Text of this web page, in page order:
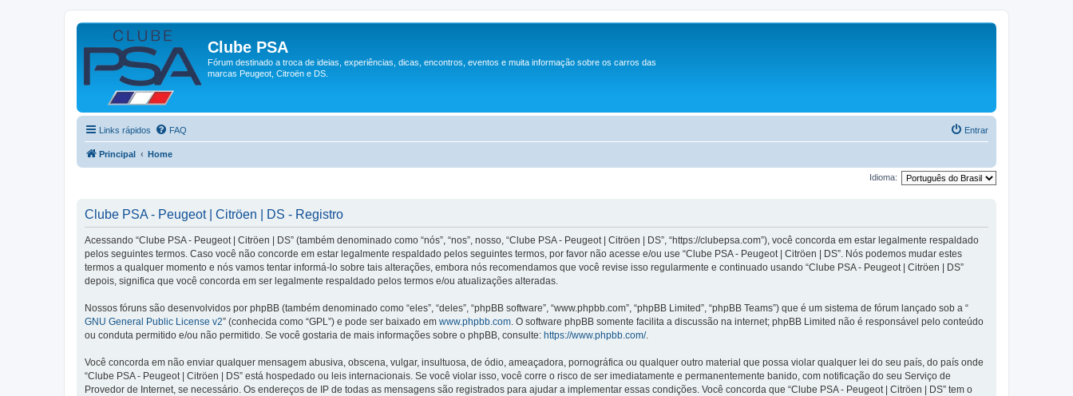
Clube PSA
Fórum destinado a troca de ideias, experiências, dicas, encontros, eventos e muita informação sobre os carros das
marcas Peugeot, Citroën e DS.
Links rápidos FAQ Entrar
Principal Home
Idioma:
Clube PSA - Peugeot | Citröen | DS - Registro
Acessando “Clube PSA - Peugeot | Citröen | DS” (também denominado como “nós”, “nos”, nosso, “Clube PSA - Peugeot | Citröen | DS”, “https://clubepsa.com”), você concorda em estar legalmente respaldado
pelos seguintes termos. Caso você não concorde em estar legalmente respaldado pelos seguintes termos, por favor não acesse e/ou use “Clube PSA - Peugeot | Citröen | DS”. Nós podemos mudar estes
termos a qualquer momento e nós vamos tentar informá-lo sobre tais alterações, embora nós recomendamos que você revise isso regularmente e continuado usando “Clube PSA - Peugeot | Citröen | DS”
depois, significa que você concorda em ser legalmente respaldado pelos termos e/ou atualizações alteradas.
Nossos fóruns são desenvolvidos por phpBB (também denominado como “eles”, “deles”, “phpBB software”, “www.phpbb.com”, “phpBB Limited”, “phpBB Teams”) que é um sistema de fórum lançado sob a “
GNU General Public License v2” (conhecida como “GPL”) e pode ser baixado em www.phpbb.com . O software phpBB somente facilita a discussão na internet; phpBB Limited não é responsável pelo conteúdo
ou conduta permitido e/ou não permitido. Se você gostaria de mais informações sobre o phpBB, consulte: https://www.phpbb.com/.
Você concorda em não enviar qualquer mensagem abusiva, obscena, vulgar, insultuosa, de ódio, ameaçadora, pornográfica ou qualquer outro material que possa violar qualquer lei do seu país, do país onde
“Clube PSA - Peugeot | Citröen | DS” está hospedado ou leis internacionais. Se você violar isso, você corre o risco de ser imediatamente e permanentemente banido, com notificação do seu Serviço de
Provedor de Internet, se necessário. Os endereços de IP de todas as mensagens são registrados para ajudar a implementar essas condições. Você concorda que “Clube PSA - Peugeot | Citröen | DS” tem o